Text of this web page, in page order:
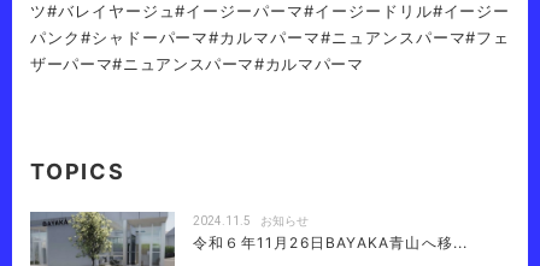
ツ#バレイヤージュ#イージーパーマ#イージードリル#イージー
パンク#シャドーパーマ#カルマパーマ#ニュアンスパーマ#フェ
ザーパーマ#ニュアンスパーマ#カルマパーマ
TOPICS
2024.11.5 お知らせ
令和６年11月26日BAYAKA青山へ移...